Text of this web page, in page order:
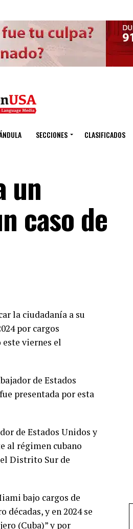
SECCIONES CLASIFICADOS
un
caso de
la ciudadanía a su
por cargos
este viernes el
de Estados
presentada por esta
de Estados Unidos y
al régimen cubano
Distrito Sur de
bajo cargos de
y en 2024 se
(Cuba)” y por